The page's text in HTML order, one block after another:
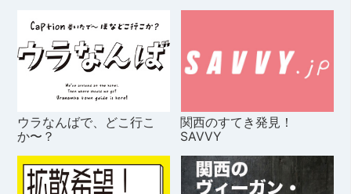
ウラなんばで、どこ行こ
か〜？
関西のすてき発見！
SAVVY